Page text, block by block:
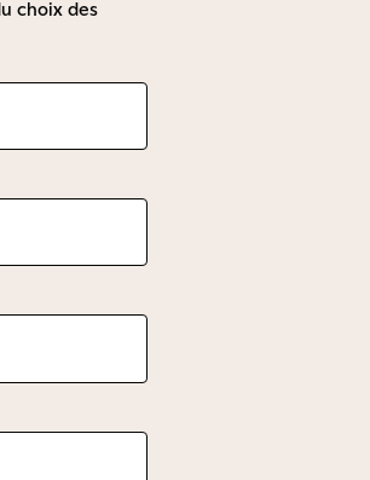
choix des